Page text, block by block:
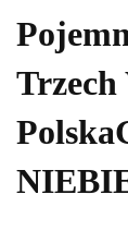
Trzech